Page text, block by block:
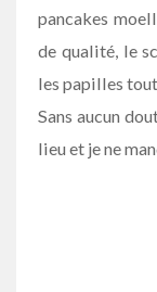
pancakes
de qualité, le
les papilles
Sans aucun
lieu et je ne